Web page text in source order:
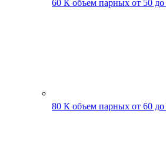
60 К объем парных от 50
80 К объем парных от 60